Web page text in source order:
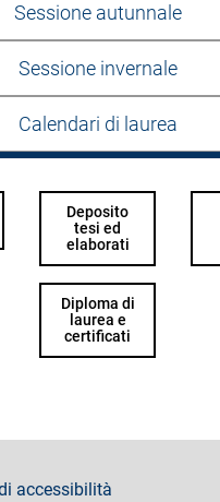
Sessione autunnale
Sessione invernale
Calendari di laurea
Deposito
tesi ed
elaborati
Diploma di
laurea e
certificati
accessibilità